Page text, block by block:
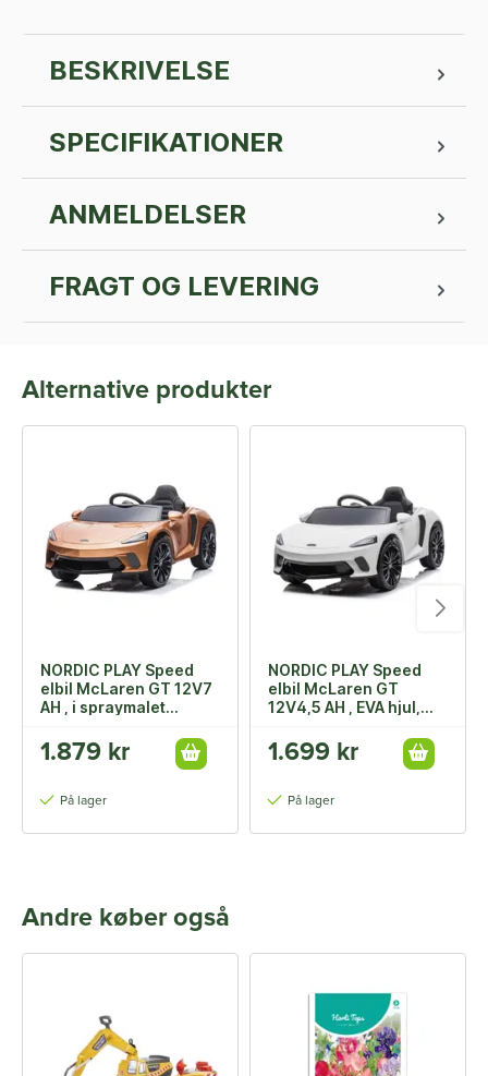
BESKRIVELSE
SPECIFIKATIONER
ANMELDELSER
FRAGT OG LEVERING
Alternative produkter
NORDIC PLAY Speed
elbil McLaren GT 12V7
AH , i spraymalet
1.879 kr
På lager
NORDIC PLAY Speed
elbil McLaren GT
12V4,5 AH , EVA hjul,
1.699 kr
På lager
Andre køber også